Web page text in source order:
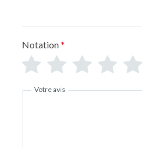
Notation*
Votre avis